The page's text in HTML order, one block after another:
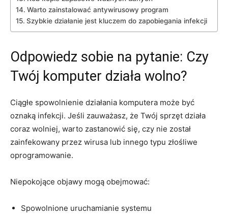
Warto zainstalować antywirusowy program
Szybkie działanie jest kluczem do zapobiegania infekcji
Odpowiedz sobie na pytanie: Czy​
Twój⁤ komputer działa wolno?
Ciągłe ⁣spowolnienie działania komputera może‌ być
oznaką infekcji.‌ Jeśli zauważasz, że Twój ⁢sprzęt działa
coraz wolniej, ⁢warto zastanowić się, czy nie został
zainfekowany przez wirusa lub innego typu złośliwe⁣
oprogramowanie.
Niepokojące objawy mogą‍ obejmować:
Spowolnione ‌uruchamianie systemu